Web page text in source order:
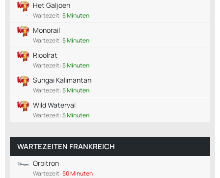
Het Galjoen
Wartezeit:5 Minuten
Monorail
Wartezeit:5 Minuten
Rioolrat
Wartezeit:5 Minuten
Sungai Kalimantan
Wartezeit:5 Minuten
Wild Waterval
Wartezeit:5 Minuten
WARTEZEITEN FRANKREICH
Orbitron
Wartezeit:50 Minuten